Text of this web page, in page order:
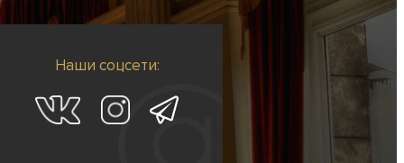
Наши соцсети: